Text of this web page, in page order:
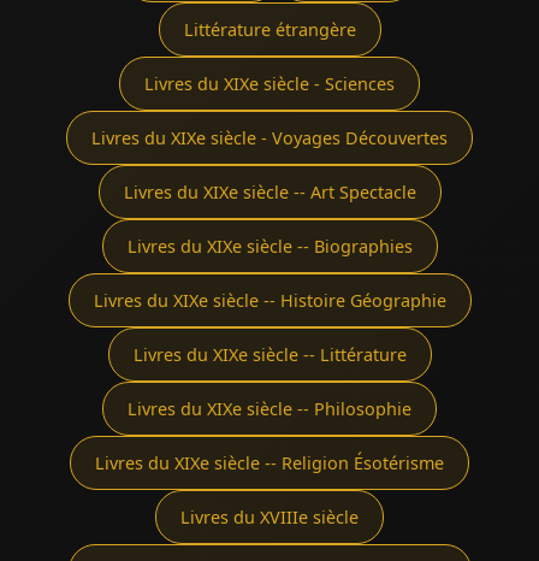
Littérature étrangère
Livres du XIXe siècle - Sciences
Livres du XIXe siècle - Voyages Découvertes
Livres du XIXe siècle -- Art Spectacle
Livres du XIXe siècle -- Biographies
Livres du XIXe siècle -- Histoire Géographie
Livres du XIXe siècle -- Littérature
Livres du XIXe siècle -- Philosophie
Livres du XIXe siècle -- Religion Ésotérisme
Livres du XVIIIe siècle